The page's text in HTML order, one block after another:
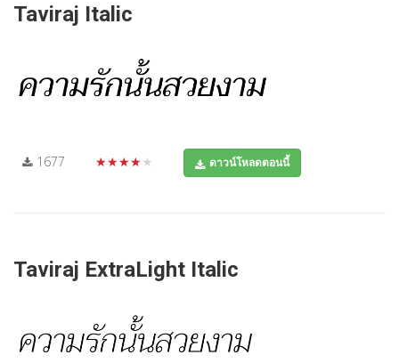
Taviraj Italic
1677 ★★★★★ ดาวน์โหลดตอนนี้
Taviraj ExtraLight Italic